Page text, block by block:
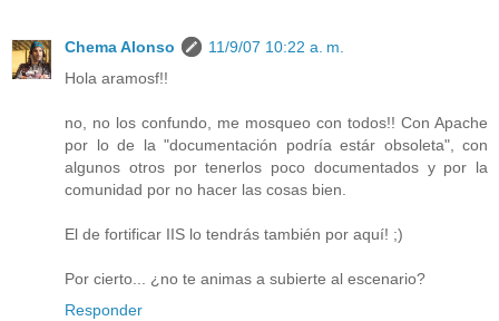
Chema Alonso
11/9/07 10:22 a. m.
Hola aramosf!!
no, no los confundo, me mosqueo con todos!! Con Apache
por lo de la "documentación podría estár obsoleta", con
algunos otros por tenerlos poco documentados y por la
comunidad por no hacer las cosas bien.
El de fortificar IIS lo tendrás también por aquí! ;)
Por cierto... ¿no te animas a subierte al escenario?
Responder